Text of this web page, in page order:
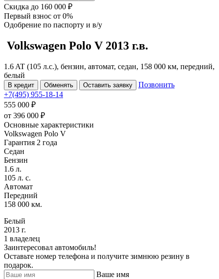
Скидка до 160 000 ₽
Первый взнос от 0%
Одобрение по паспорту и в/у
Volkswagen Polo V 2013 г.в.
1.6 AT (105 л.с.), бензин, автомат, седан, 158 000 км, передний,
белый
В кредит Обменять Оставить заявку
Позвонить
+7(495) 955-18-14
555 000 ₽
от 396 000 ₽
Основные характеристики
Volkswagen Polo V
Гарантия 2 года
Седан
Бензин
1.6 л.
105 л. с.
Автомат
Передний
158 000 км.
Белый
2013 г.
1 владелец
Заинтересовал автомобиль!
Оставьте номер телефона и получите зимнюю резину в
подарок.
Ваше имя